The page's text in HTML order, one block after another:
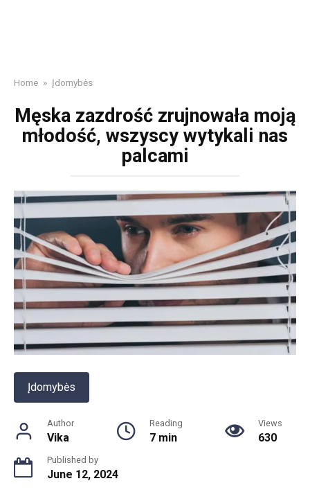
Home » Įdomybės
Męska zazdrość zrujnowała moją
młodość, wszyscy wytykali nas
palcami
Įdomybės
Author
Vika
Reading
7 min
Views
630
Published by
June 12, 2024